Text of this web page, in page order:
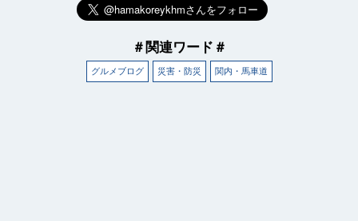
＃関連ワード＃
グルメブログ 災害・防災 関内・馬車道